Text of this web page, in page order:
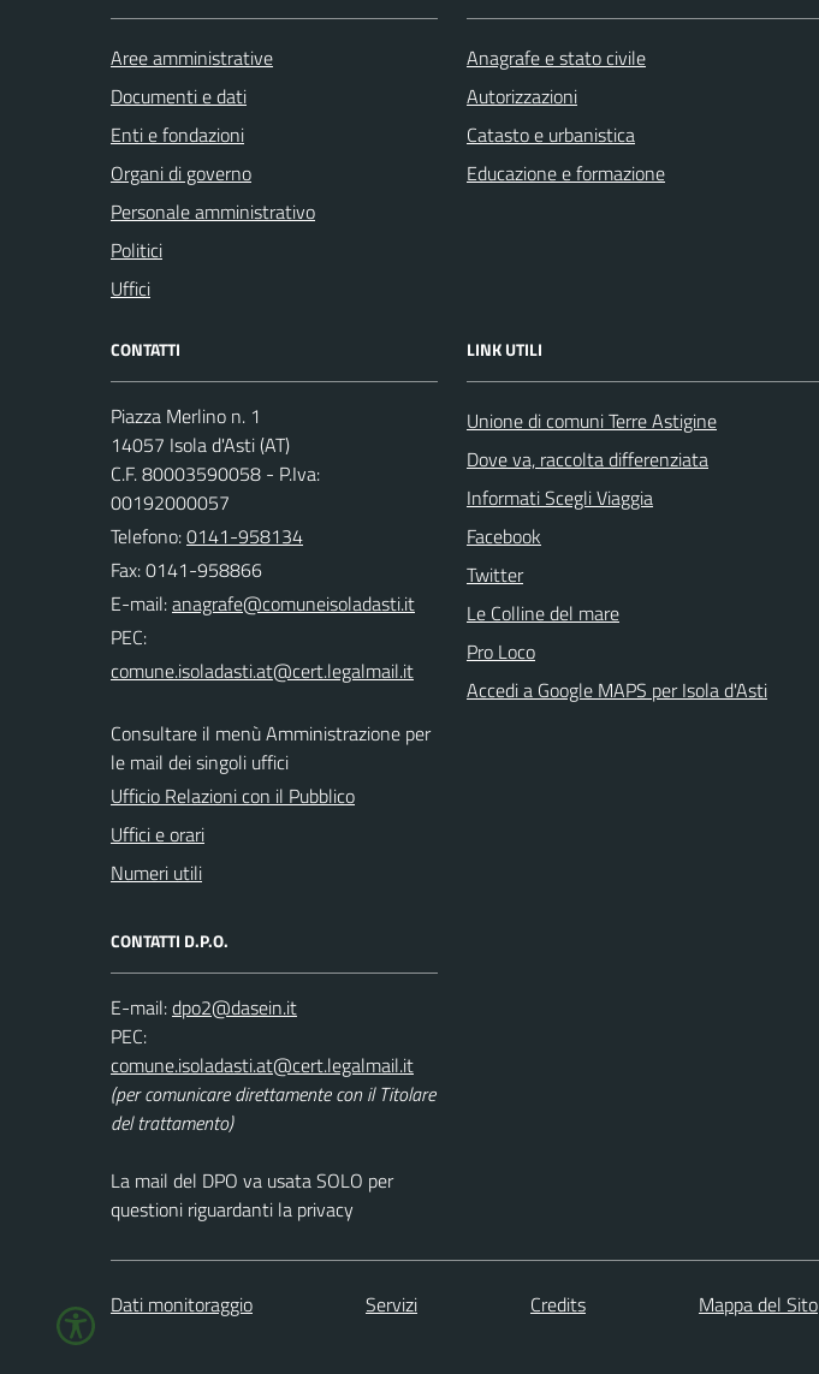
Aree amministrative
Documenti e dati
Enti e fondazioni
Organi di governo
Personale amministrativo
Politici
Uffici
Anagrafe e stato civile
Autorizzazioni
Catasto e urbanistica
Educazione e formazione
CONTATTI
Piazza Merlino n. 1
14057 Isola d'Asti (AT)
C.F. 80003590058 - P.Iva:
00192000057
Telefono:0141-958134
Fax: 0141-958866
E-mail:
PEC:
Consultare il menù Amministrazione per
le mail dei singoli uffici
Ufficio Relazioni con il Pubblico
Uffici e orari
Numeri utili
CONTATTI D.P.O.
E-mail:
PEC:
(per comunicare direttamente con il Titolare
del trattamento)
La mail del DPO va usata SOLO per
questioni riguardanti la privacy
LINK UTILI
Unione di comuni Terre Astigine
Dove va, raccolta differenziata
Informati Scegli Viaggia
Facebook
Twitter
Le Colline del mare
Pro Loco
Accedi a Google MAPS per Isola d'Asti
Dati monitoraggio Servizi Credits Mappa del Sito